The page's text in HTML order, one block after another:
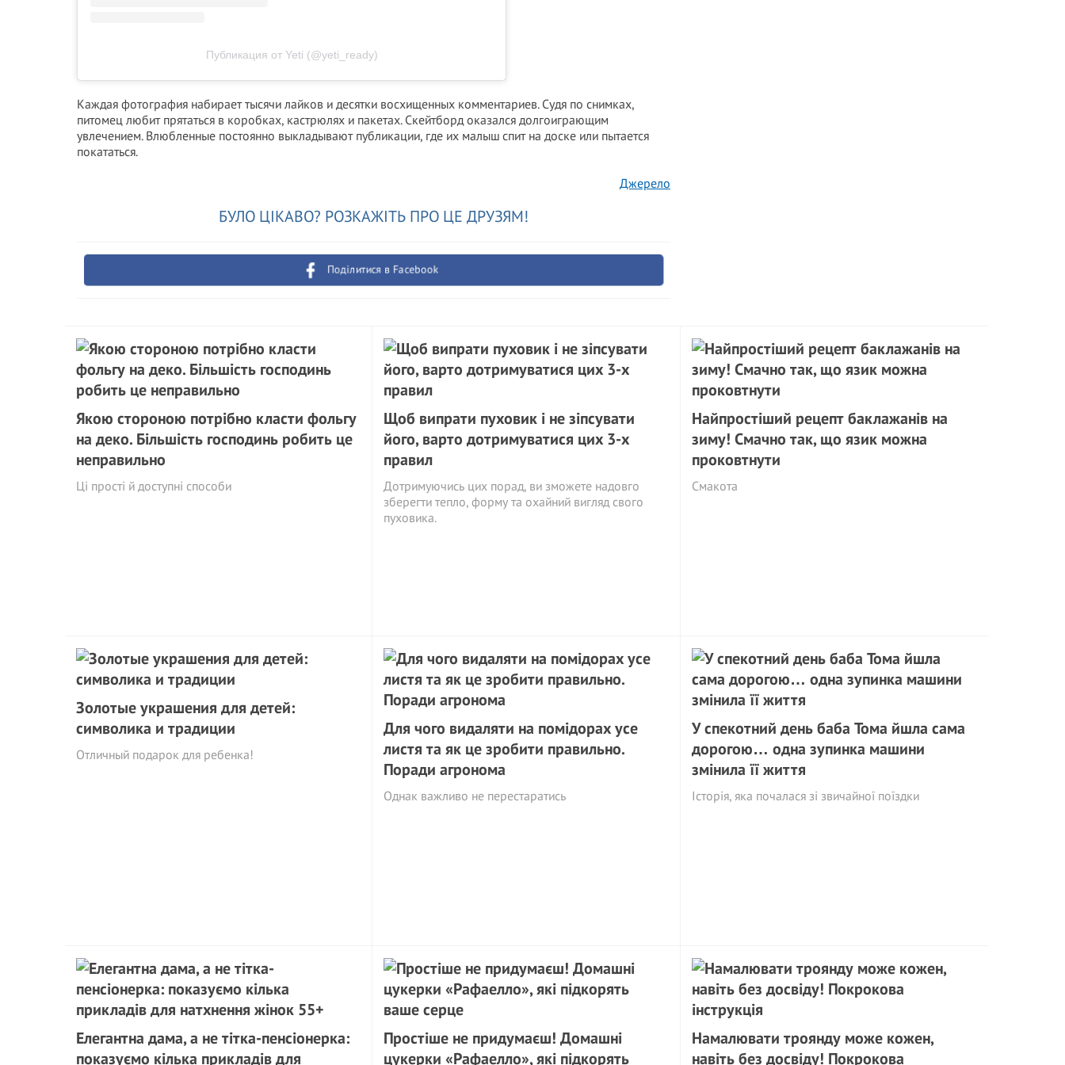
Публикация от Yeti (@yeti_ready)
Каждая фотография набирает тысячи лайков и десятки восхищенных комментариев. Судя по снимках,
питомец любит прятаться в коробках, кастрюлях и пакетах. Скейтборд оказался долгоиграющим
увлечением. Влюбленные постоянно выкладывают публикации, где их малыш спит на доске или пытается
покататься.
Джерело
БУЛО ЦІКАВО? РОЗКАЖІТЬ ПРО ЦЕ ДРУЗЯМ!
Поділитися в Facebook
Якою стороною потрібно класти фольгу
на деко. Більшість господинь робить це
неправильно
Ці прості й доступні способи
Щоб випрати пуховик і не зіпсувати
його, варто дотримуватися цих 3-х
правил
Дотримуючись цих порад, ви зможете надовго
зберегти тепло, форму та охайний вигляд свого
пуховика.
Найпростіший рецепт баклажанів на
зиму! Смачно так, що язик можна
проковтнути
Смакота
Золотые украшения для детей:
символика и традиции
Отличный подарок для ребенка!
Для чого видаляти на помідорах усе
листя та як це зробити правильно.
Поради агронома
Однак важливо не перестаратись
У спекотний день баба Тома йшла сама
дорогою… одна зупинка машини
змінила її життя
Історія, яка почалася зі звичайної поїздки
Елегантна дама, а не тітка-пенсіонерка:
показуємо кілька прикладів для
Простіше не придумаєш! Домашні
цукерки «Рафаелло», які підкорять
Намалювати троянду може кожен,
навіть без досвіду! Покрокова